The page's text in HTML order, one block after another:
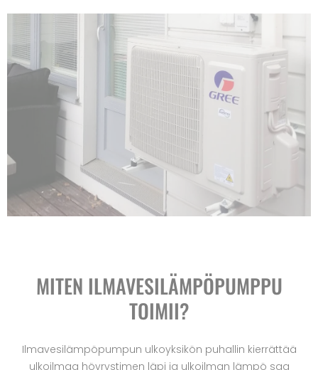
MITEN ILMAVESILÄMPÖPUMPPU
TOIMII?
Ilmavesilämpöpumpun ulkoyksikön puhallin kierrättää
ulkoilmaa höyrystimen läpi ja ulkoilman lämpö saa